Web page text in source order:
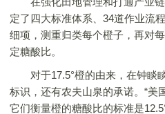
定了四大标准体系、34道作业流
细项，测重归类每个橙子，再对
定糖酸比。
对于17.5°橙的由来，在钟睒
标识，还有农夫山泉的承诺。“美
它们衡量橙的糖酸比的标准是